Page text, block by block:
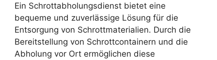
Ein Schrottabholungsdienst bietet eine
bequeme und zuverlässige Lösung für die
Entsorgung von Schrottmaterialien. Durch die
Bereitstellung von Schrottcontainern und die
Abholung vor Ort ermöglichen diese